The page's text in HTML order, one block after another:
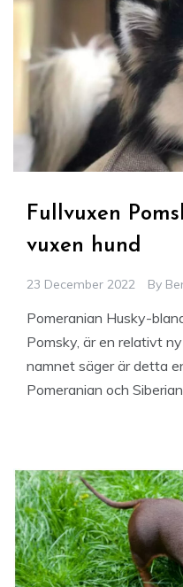
Fullvuxen
vuxen hund
23 December 2022 By
Pomeranian Husky-
Pomsky, är en relativt
namnet säger är detta
Pomeranian och